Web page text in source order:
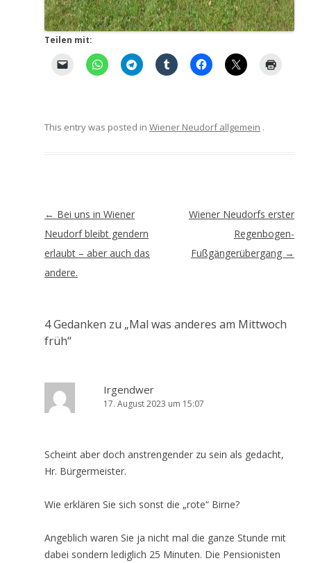
Teilen mit:
This entry was posted in Wiener Neudorf allgemein .
Artikel-
Navigation
← Bei uns in Wiener
Neudorf bleibt gendern
erlaubt – aber auch das
andere.
Wiener Neudorfs erster
Regenbogen-
Fußgängerübergang →
4 Gedanken zu „Mal was anderes am Mittwoch
früh“
Irgendwer
17. August 2023 um 15:07
Scheint aber doch anstrengender zu sein als gedacht,
Hr. Bürgermeister.
Wie erklären Sie sich sonst die „rote“ Birne?
Angeblich waren Sie ja nicht mal die ganze Stunde mit
dabei sondern lediglich 25 Minuten. Die Pensionisten